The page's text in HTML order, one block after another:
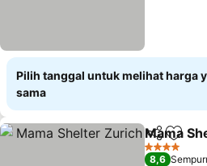
Pilih tanggal untuk melihat harga
sama
Bagikan
Mama
4 Bintang
8,6